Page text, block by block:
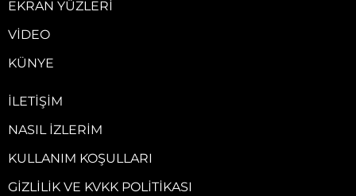
EKRAN YÜZLERI
VIDEO
KÜNYE
İLETIŞIM
NASIL İZLERIM
KULLANIM KOŞULLARI
GIZLILIK VE KVKK POLITIKASI